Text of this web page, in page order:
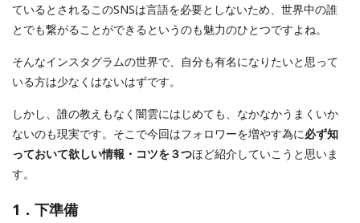
ているとされるこのSNSは言語を必要としないため、世界中の誰
とでも繋がることができるというのも魅力のひとつですよね。
そんなインスタグラムの世界で、自分も有名になりたいと思って
いる方は少なくはないはずです。
しかし、誰の教えもなく闇雲にはじめても、なかなかうまくいか
ないのも現実です。そこで今回はフォロワーを増やす為に必ず知
っておいて欲しい情報・コツを３つほど紹介していこうと思いま
す。
1．下準備